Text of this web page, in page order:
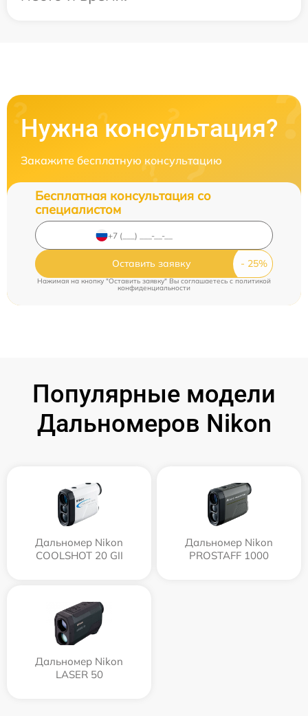
Нужна консультация?
Закажите бесплатную консультацию
Бесплатная консультация со
специалистом
Оставить заявку
Нажимая на кнопку "Оставить заявку" Вы соглашаетесь c политикой
конфиденциальности
Популярные модели
Дальномеров Nikon
Дальномер Nikon
COOLSHOT 20 GII
Дальномер Nikon
PROSTAFF 1000
Дальномер Nikon
LASER 50